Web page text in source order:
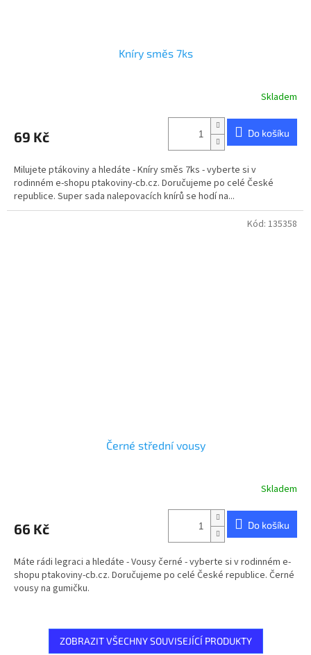
Kníry směs 7ks
Skladem
69 Kč Do košíku
Milujete ptákoviny a hledáte - Kníry směs 7ks - vyberte si v
rodinném e-shopu ptakoviny-cb.cz. Doručujeme po celé České
republice. Super sada nalepovacích knírů se hodí na...
Černé střední vousy
Skladem
66 Kč Do košíku
Máte rádi legraci a hledáte - Vousy černé - vyberte si v rodinném e-
shopu ptakoviny-cb.cz. Doručujeme po celé České republice. Černé
vousy na gumičku.
Kód: 135358
ZOBRAZIT VŠECHNY SOUVISEJÍCÍ PRODUKTY